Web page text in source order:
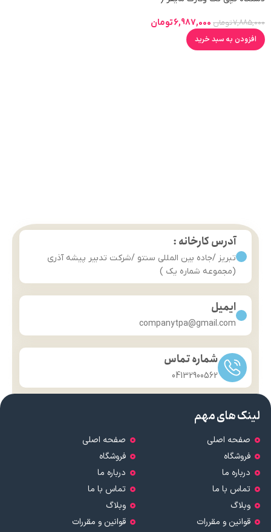
7,885,000تومان 6,987,000تومان
افزودن به سبد خرید
آدرس کارخانه :
تبریز /جاده بین المللی سنتو /شرکت تدبیر پیشه آذری
(مجموعه شماره یک )
ایمیل
companytpa@gmail.com
شماره تماس
04132900562
لینک های مهم
صفحه اصلی
فروشگاه
درباره ما
تماس با ما
وبلاگ
قوانین و مقررات
صفحه اصلی
فروشگاه
درباره ما
تماس با ما
وبلاگ
قوانین و مقررات